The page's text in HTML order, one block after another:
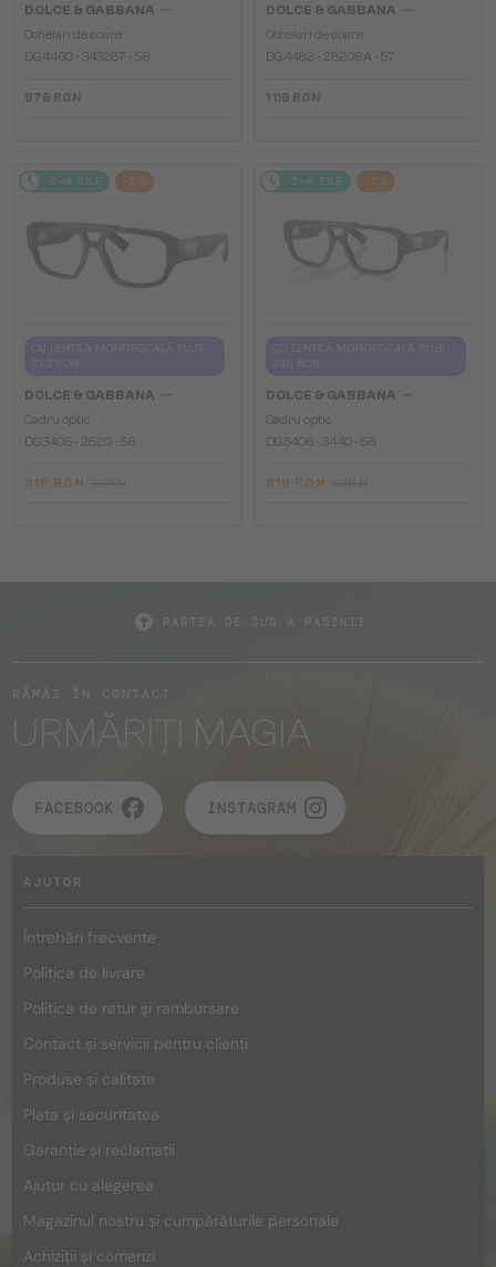
DOLCE & GABBANA
Ochelari de soare
DG4460 - ​343287 - ​56
976 RON
DOLCE & GABBANA
Ochelari de soare
DG4482 - ​28209A - ​57
1 119 RON
2-4 ZILE -5%
DOLCE & GABBANA
Cadru optic
DG3406 - ​2820 - ​56
918 RON
2-4 ZILE -5%
DOLCE & GABBANA
Cadru optic
DG3406 - ​3440 - ​56
918 RON
URMĂRIȚI MAGIA
FACEBOOK INSTAGRAM
AJUTOR
Întrebări frecvente
Politica de livrare
Politica de retur și rambursare
Contact și servicii pentru clienți
Produse și calitate
Plata și securitatea
Garanție și reclamații
Ajutor cu alegerea
Magazinul nostru și cumpărăturile personale
Achiziții și comenzi